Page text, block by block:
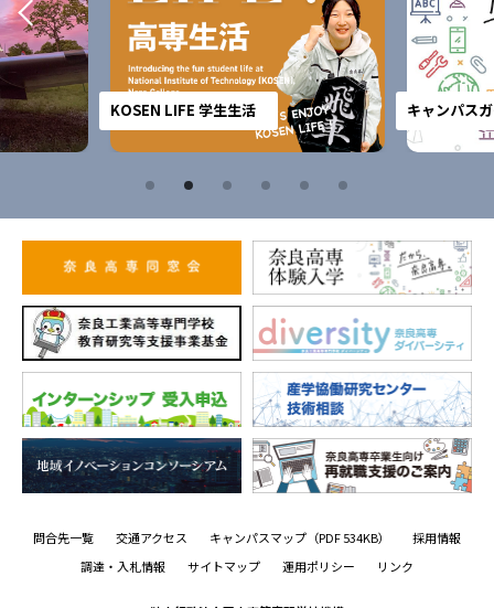
KOSEN LIFE 学生生活 キャンパス
問合先一覧 交通アクセス キャンパスマップ （PDF 534KB）
採用情報
調達・入札情報
サイトマップ 運用ポリシー リンク